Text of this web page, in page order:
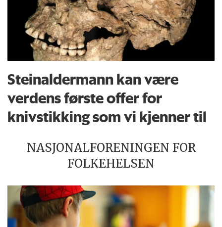
Steinaldermann kan være
verdens første offer for
knivstikking som vi kjenner til
NASJONALFORENINGEN FOR
FOLKEHELSEN